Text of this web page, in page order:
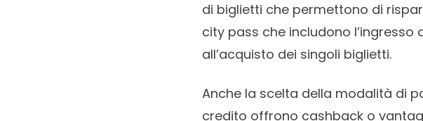
di biglietti che permettono di
city pass che includono
all’acquisto dei singoli biglietti.
Anche la scelta della modalità di
credito offrono cashback o